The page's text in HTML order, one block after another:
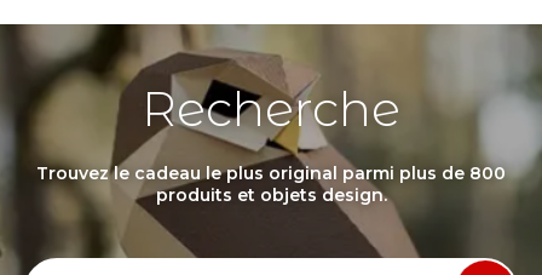
Recherche
Trouvez le cadeau le plus original parmi plus de 800
produits et objets design.